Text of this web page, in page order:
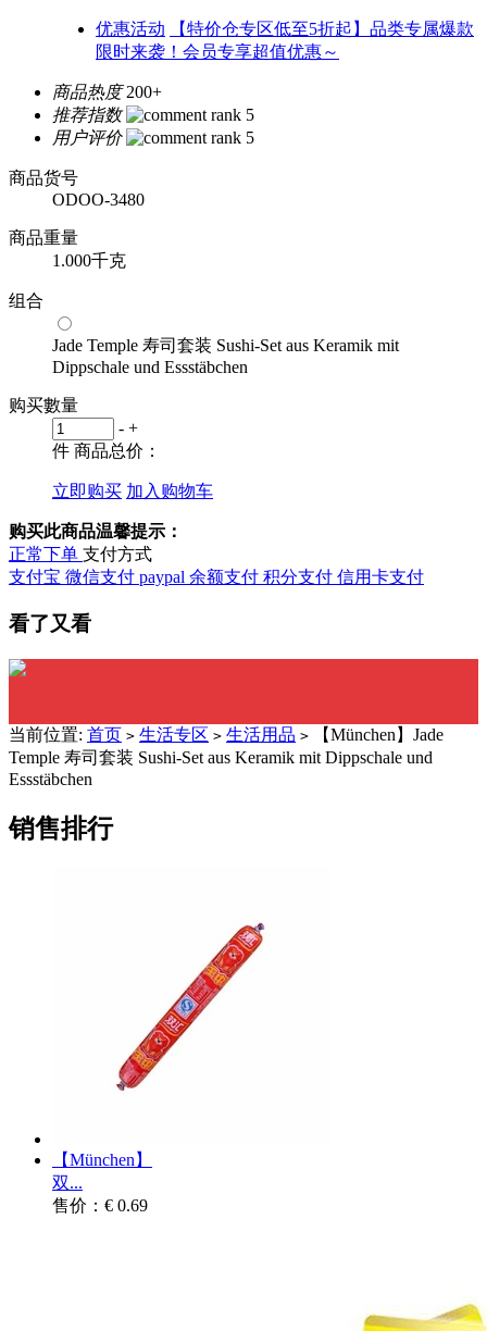
优惠活动
【特价仓专区低至5折起】品类专属爆款
限时来袭！会员专享超值优惠～
商品热度 200+
推荐指数
用户评价
商品货号
ODOO-3480
商品重量
1.000千克
组合
Jade Temple 寿司套装 Sushi-Set aus Keramik mit
Dippschale und Essstäbchen
购买數量
- +
件 商品总价：
立即购买 加入购物车
购买此商品温馨提示：
正常下单 支付方式
支付宝 微信支付 paypal 余额支付 积分支付 信用卡支付
看了又看
当前位置: 首页 > 生活专区 > 生活用品 > 【München】Jade
Temple 寿司套装 Sushi-Set aus Keramik mit Dippschale und
Essstäbchen
销售排行
【München】
双...
售价：€ 0.69